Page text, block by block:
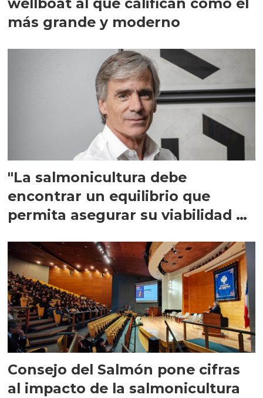
wellboat al que califican como el
más grande y moderno
"La salmonicultura debe
encontrar un equilibrio que
permita asegurar su viabilidad de
Consejo del Salmón pone cifras
al impacto de la salmonicultura